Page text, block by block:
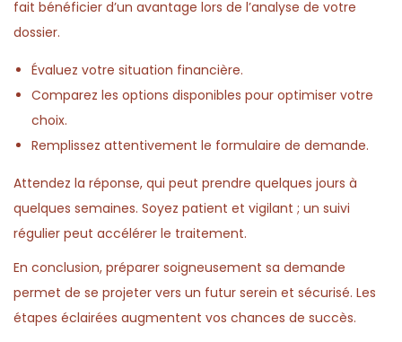
fait bénéficier d’un avantage lors de l’analyse de votre
dossier.
Évaluez votre situation financière.
Comparez les options disponibles pour optimiser votre
choix.
Remplissez attentivement le formulaire de demande.
Attendez la réponse, qui peut prendre quelques jours à
quelques semaines. Soyez patient et vigilant ; un suivi
régulier peut accélérer le traitement.
En conclusion, préparer soigneusement sa demande
permet de se projeter vers un futur serein et sécurisé. Les
étapes éclairées augmentent vos chances de succès.